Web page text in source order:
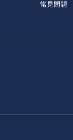
常見問題